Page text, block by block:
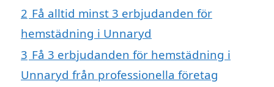
2 Få alltid minst 3 erbjudanden för
hemstädning i Unnaryd
3 Få 3 erbjudanden för hemstädning i
Unnaryd från professionella företag